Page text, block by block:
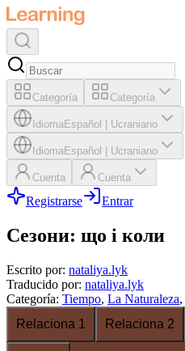
Categoría Categoría
IdiomaEspañol Ucraniano
IdiomaEspañol Ucraniano
Cuenta Cuenta
Registrarse Entrar
Сезони: що і коли
Escrito por: nataliya.lyk
Traducido por: nataliya.lyk
Categoría: Tiempo, La Naturaleza,
Relaciona 1
Relaciona 2